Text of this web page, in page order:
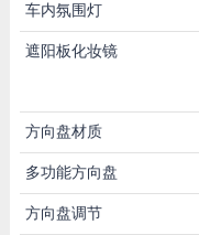
车内氛围灯
遮阳板化妆镜
方向盘材质
多功能方向盘
方向盘调节